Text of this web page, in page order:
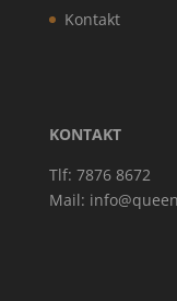
Kontakt
KONTAKT
Tlf: 7876 8672
Mail: